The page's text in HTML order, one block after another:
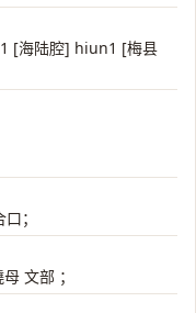
[海陆腔] hiun1 [梅县
；
文部 ；